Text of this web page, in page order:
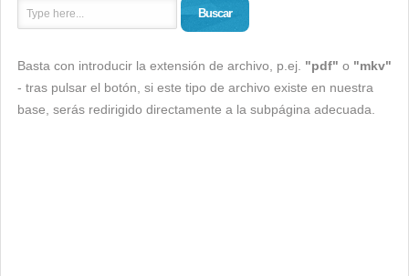
Buscar
Basta con introducir la extensión de archivo, p.ej. "pdf" o "mkv"
- tras pulsar el botón, si este tipo de archivo existe en nuestra
base, serás redirigido directamente a la subpágina adecuada.